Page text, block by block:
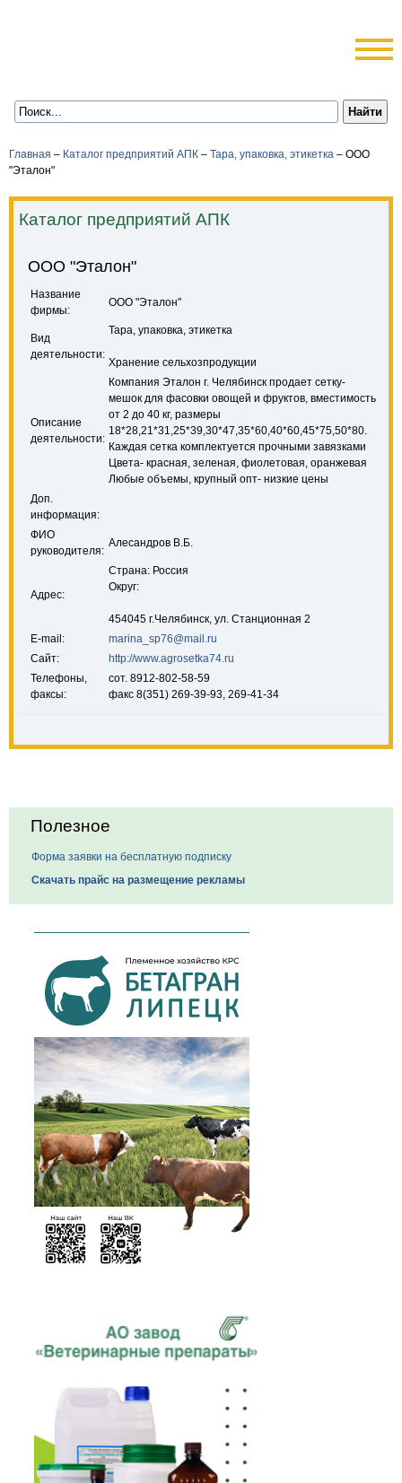
Главная – Каталог предприятий АПК – Тара, упаковка, этикетка – ООО
"Эталон"
Каталог предприятий АПК
ООО "Эталон"
Название
фирмы:
ООО "Эталон"
Вид
деятельности:
Тара, упаковка, этикетка
Хранение сельхозпродукции
Описание
деятельности:
Компания Эталон г. Челябинск продает сетку-
мешок для фасовки овощей и фруктов, вместимость
от 2 до 40 кг, размеры
18*28,21*31,25*39,30*47,35*60,40*60,45*75,50*80.
Каждая сетка комплектуется прочными завязками
Цвета- красная, зеленая, фиолетовая, оранжевая
Любые объемы, крупный опт- низкие цены
Доп.
информация:
ФИО
руководителя:
Алесандров В.Б.
Адрес:
Страна: Россия
Округ:
454045 г.Челябинск, ул. Станционная 2
E-mail:
marina_sp76@mail.ru
Сайт:
http://www.agrosetka74.ru
Телефоны,
факсы:
сот. 8912-802-58-59
факс 8(351) 269-39-93, 269-41-34
Полезное
Форма заявки на бесплатную подписку
Скачать прайс на размещение рекламы